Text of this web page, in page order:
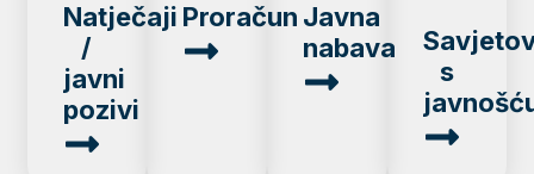
Natječaji
/
javni
pozivi
Proračun Javna
nabava
s